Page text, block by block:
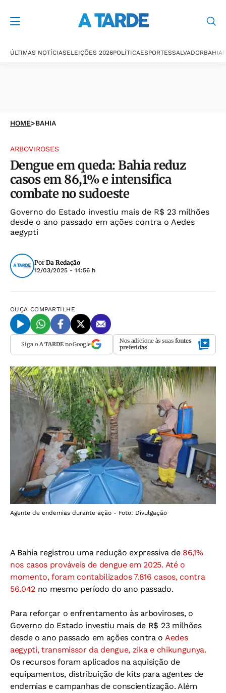
ÚLTIMAS NOTÍCIASELEIÇÕES 2026POLÍTICAESPORTESSALVADORBAHIA
HOME>BAHIA
ARBOVIROSES
Dengue em queda: Bahia reduz
casos em 86,1% e intensifica
combate no sudoeste
Governo do Estado investiu mais de R$ 23 milhões
desde o ano passado em ações contra o Aedes
aegypti
Por Da Redação
12/03/2025 - 14:56 h
OUÇA COMPARTILHE
Siga o A TARDEno Google Nos adicione às suas fontes
preferidas
Agente de endemias durante ação - Foto: Divulgação
A Bahia registrou uma redução expressiva de86,1%
nos casos prováveis de dengue em 2025. Até o
momento, foram contabilizados 7.816 casos, contra
56.042 no mesmo período do ano passado.
Para reforçar o enfrentamento às arboviroses, o
Governo do Estado investiu mais de R$ 23 milhões
desde o ano passado em ações contra o Aedes
aegypti, transmissor da dengue, zika e chikungunya.
Os recursos foram aplicados na aquisição de
equipamentos, distribuição de kits para agentes de
endemias e campanhas de conscientização. Além